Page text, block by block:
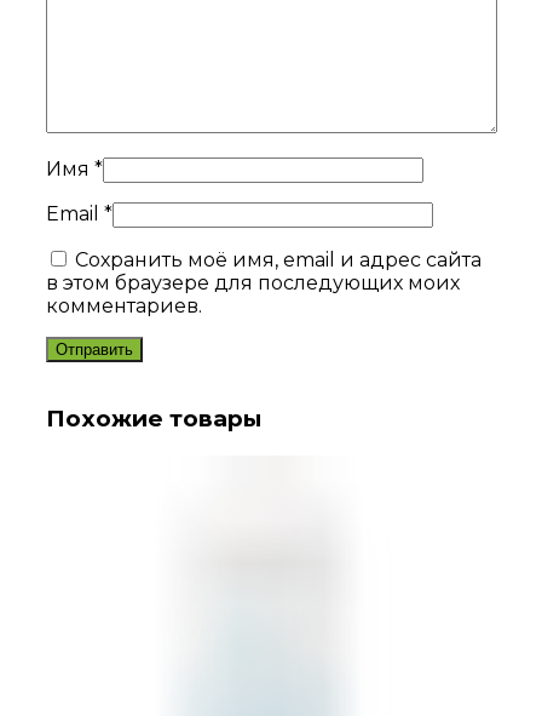
Имя *
Email *
Сохранить моё имя, email и адрес сайта
в этом браузере для последующих моих
комментариев.
Похожие товары